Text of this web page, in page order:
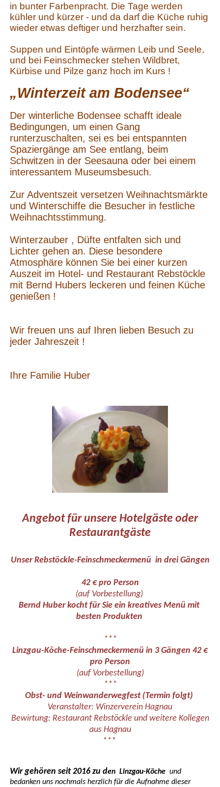
in bunter Farbenpracht. Die Tage werden
kühler und kürzer - und da darf die Küche ruhig
wieder etwas deftiger und herzhafter sein.
Suppen und Eintöpfe wärmen Leib und Seele,
und bei Feinschmecker stehen Wildbret,
Kürbise und Pilze ganz hoch im Kurs !
„Winterzeit am Bodensee“
Der winterliche Bodensee schafft ideale
Bedingungen, um einen Gang
runterzuschalten, sei es bei entspannten
Spaziergänge am See entlang, beim
Schwitzen in der Seesauna oder bei einem
interessantem Museumsbesuch.
Zur Adventszeit versetzen Weihnachtsmärkte
und Winterschiffe die Besucher in festliche
Weihnachtsstimmung.
Winterzauber , Düfte entfalten sich und
Lichter gehen an. Diese besondere
Atmosphäre können Sie bei einer kurzen
Auszeit im Hotel- und Restaurant Rebstöckle
mit Bernd Hubers leckeren und feinen Küche
genießen !
Wir freuen uns auf Ihren lieben Besuch zu
jeder Jahreszeit !
Ihre Familie Huber
Angebot für unsere Hotelgäste oder
Restaurantgäste
Unser Rebstöckle-Feinschmeckermenü in drei Gängen
42 € pro Person
(auf Vorbestellung)
Bernd Huber kocht für Sie ein kreatives Menü mit
besten Produkten
***
Linzgau-Köche-Feinschmeckermenü in 3 Gängen 42 €
pro Person
(auf Vorbestellung)
***
Obst- und Weinwanderwegfest (Termin folgt)
Veranstalter: Winzerverein Hagnau
Bewirtung: Restaurant Rebstöckle und weitere Kollegen
aus Hagnau
***
Wir gehören seit 2016 zu den Linzgau-Köche und
bedanken uns nochmals herzlich für die Aufnahme dieser